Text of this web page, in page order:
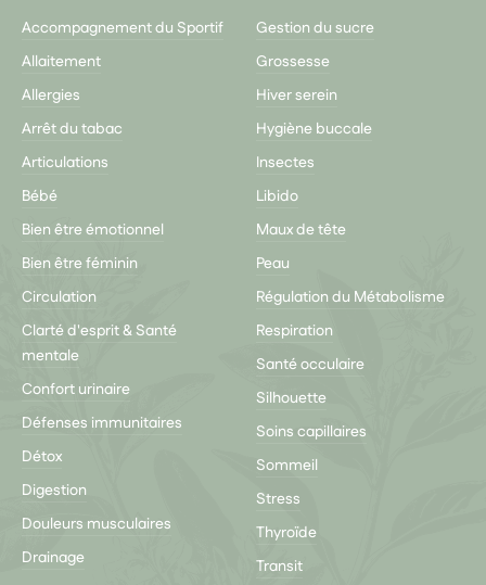
Accompagnement du Sportif
Allaitement
Allergies
Arrêt du tabac
Articulations
Bébé
Bien être émotionnel
Bien être féminin
Circulation
Clarté d'esprit & Santé
mentale
Confort urinaire
Défenses immunitaires
Détox
Digestion
Douleurs musculaires
Drainage
Gestion du sucre
Grossesse
Hiver serein
Hygiène buccale
Insectes
Libido
Maux de tête
Peau
Régulation du Métabolisme
Respiration
Santé occulaire
Silhouette
Soins capillaires
Sommeil
Stress
Thyroïde
Transit